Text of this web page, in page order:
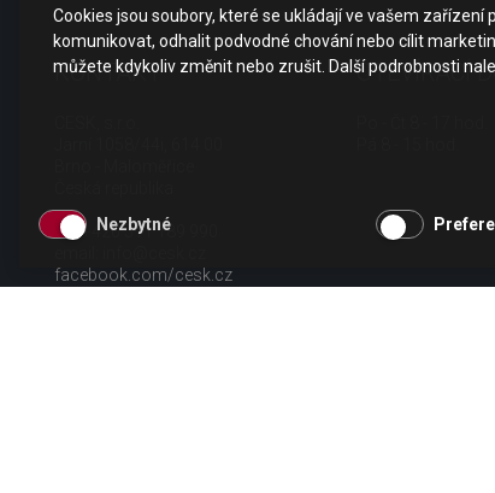
KONTAKT
tel.: +420 511 189 990
facebook.com/cesk.cz
OTEVÍRACÍ
Cookies jsou soubory, které se ukládají ve vašem
komunikovat, odhalit podvodné chování nebo cílit
můžete kdykoliv změnit nebo zrušit. Další podrobnosti
Nezbytné